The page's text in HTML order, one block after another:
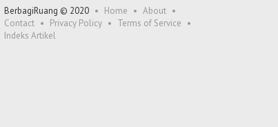
BerbagiRuang © 2020 Home
About
Contact
Privacy Policy
Terms of Service
Indeks Artikel